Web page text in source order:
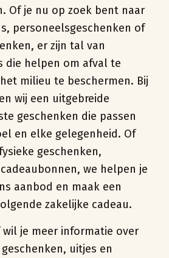
Of je nu op zoek bent naar
personeelsgeschenken of
er zijn tal van
die helpen om afval te
milieu te beschermen. Bij
wij een uitgebreide
geschenken die passen
en elke gelegenheid. Of
geschenken,
we helpen je
aanbod en maak een
zakelijke cadeau.
wil je meer informatie over
uitjes en